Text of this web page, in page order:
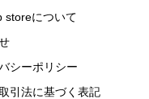
storeについて
シーポリシー
引法に基づく表記